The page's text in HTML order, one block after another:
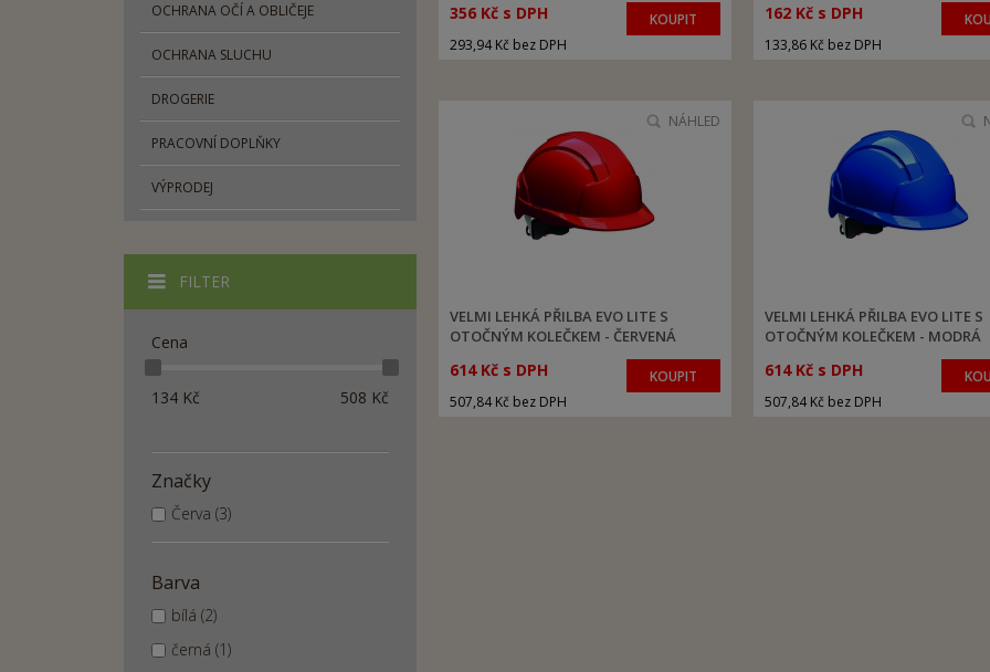
OCHRANA OČÍ A OBLIČEJE
OCHRANA SLUCHU
DROGERIE
PRACOVNÍ DOPLŇKY
VÝPRODEJ
FILTER
Cena
134 Kč 508 Kč
Značky
Červa (3)
Barva
bílá (2)
černá (1)
356 Kč s DPH
293,94 Kč bez DPH
KOUPIT 162 Kč s DPH
133,86 Kč bez DPH
VELMI LEHKÁ PŘILBA EVO LITE S
OTOČNÝM KOLEČKEM - ČERVENÁ
614 Kč s DPH
507,84 Kč bez DPH
KOUPIT
NÁHLED
VELMI LEHKÁ PŘILBA EVO LITE S
OTOČNÝM KOLEČKEM - MODRÁ
614 Kč s DPH
507,84 Kč bez DPH